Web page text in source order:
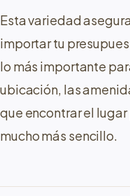
Esta variedad
importar tu
lo más importante
ubicación, las
que encontrar el
mucho más sencillo.